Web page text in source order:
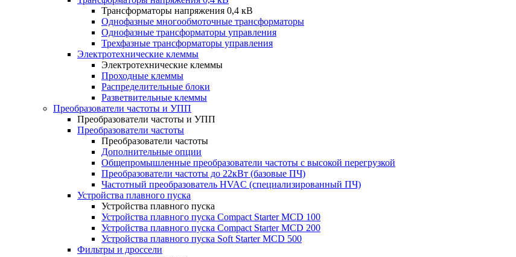
Трансформаторы напряжения 0,4 кВ
Однофазные многообмоточные трансформаторы
Однофазные трансформаторы управления
Трехфазные трансформаторы управления
Электротехнические клеммы
Электротехнические клеммы
Проходные клеммы
Распределительные блоки
Разветвительные клеммы
Преобразователи частоты и УПП
Преобразователи частоты и УПП
Преобразователи частоты
Преобразователи частоты
Дополнительные опции
Общепромышленные преобразователи частоты с высокой перегрузкой
Преобразователи частоты до 22кВт (базовые ПЧ)
Частотный преобразователь HVAC (специализированный ПЧ)
Устройства плавного пуска
Устройства плавного пуска
Устройства плавного пуска Compact Starter MCD 100
Устройства плавного пуска Compact Starter MCD 200
Устройства плавного пуска Soft Starter MCD 500
Фильтры и дроссели